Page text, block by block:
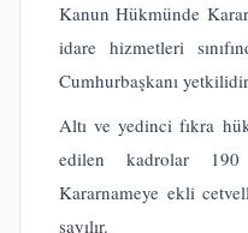
Kanun Hükmünde
idare hizmetleri
Cumhurbaşkanı
Altı ve yedinci fıkra
edilen kadrolar 190
Kararnameye ekli
sayılır.